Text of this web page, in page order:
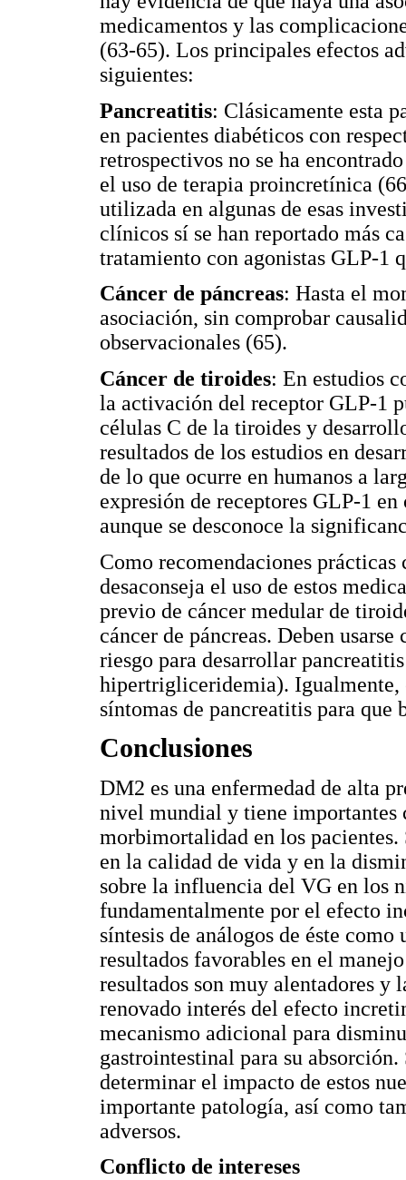
medicamentos y las
(63-65). Los principales efectos
siguientes:
Pancreatitis: Clásicamente esta
en pacientes diabéticos con
retrospectivos no se ha
el uso de terapia proincretínica
utilizada en algunas de esas
clínicos sí se han reportado más
tratamiento con agonistas GLP-1
Cáncer de páncreas: Hasta el
asociación, sin comprobar
observacionales (65).
Cáncer de tiroides: En estudios
la activación del receptor GLP-1
células C de la tiroides y
resultados de los estudios en
de lo que ocurre en humanos a
expresión de receptores GLP-1
aunque se desconoce la
Como recomendaciones prácticas
desaconseja el uso de estos
previo de cáncer medular de
cáncer de páncreas. Deben
riesgo para desarrollar
hipertrigliceridemia). Igualmente,
síntomas de pancreatitis para
Conclusiones
DM2 es una enfermedad de alta
nivel mundial y tiene importantes
morbimortalidad en los
en la calidad de vida y en la
sobre la influencia del VG en los
fundamentalmente por el efecto
síntesis de análogos de éste
resultados favorables en el
resultados son muy alentadores
renovado interés del efecto
mecanismo adicional para
gastrointestinal para su
determinar el impacto de estos
importante patología, así como
adversos.
Conflicto de intereses